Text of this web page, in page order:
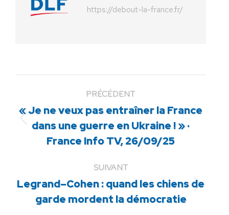
https://debout-la-france.fr/
PRÉCÉDENT
Article
précédent
:
« Je ne veux pas entraîner la France
dans une guerre en Ukraine ! » ·
France Info TV, 26/09/25
SUIVANT
Article
suivant
Legrand–Cohen : quand les chiens de
garde mordent la démocratie